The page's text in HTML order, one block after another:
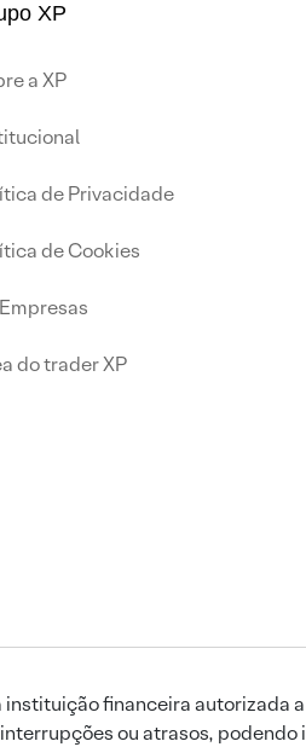
XP
a XP
de Privacidade
de Cookies
do trader XP
financeira autorizada
ou atrasos,